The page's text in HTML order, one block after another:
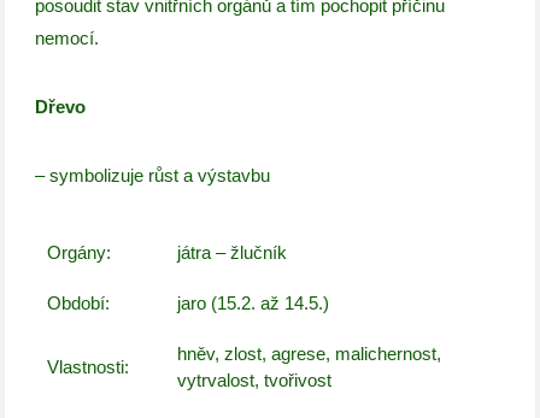
posoudit stav vnitřních orgánů a tím pochopit příčinu
nemocí.
Dřevo
– symbolizuje růst a výstavbu
Orgány: játra – žlučník
Období: jaro (15.2. až 14.5.)
Vlastnosti:
hněv, zlost, agrese, malichernost,
vytrvalost, tvořivost